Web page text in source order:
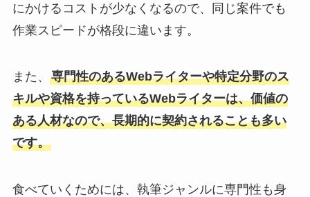
にかけるコストが少なくなるので、同じ案件でも
作業スピードが格段に違います。
また、 専門性のあるWebライターや特定分野のス
キルや資格を持っているWebライターは、価値の
ある人材なので、長期的に契約されることも多い
です。
食べていくためには、執筆ジャンルに専門性も身